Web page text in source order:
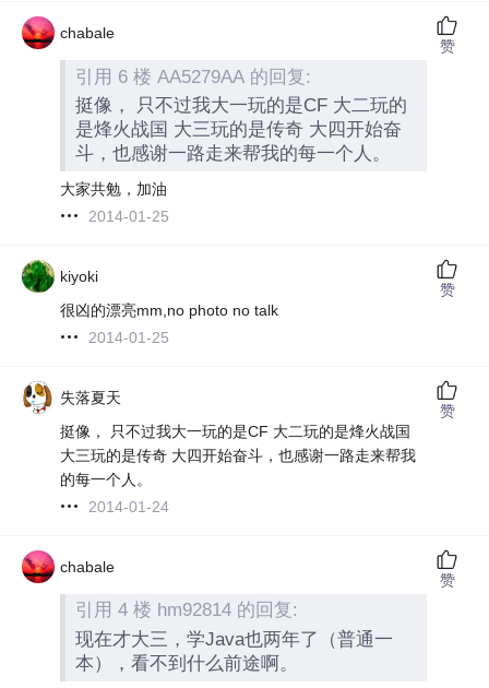
chabale
引用 6 楼 AA5279AA 的回复:
挺像， 只不过我大一玩的是CF 大二玩的
是烽火战国 大三玩的是传奇 大四开始奋
斗，也感谢一路走来帮我的每一个人。
大家共勉，加油
2014-01-25
赞
kiyoki
很凶的漂亮mm,no photo no talk
2014-01-25
赞
失落夏天
挺像， 只不过我大一玩的是CF 大二玩的是烽火战国
大三玩的是传奇 大四开始奋斗，也感谢一路走来帮我
的每一个人。
2014-01-24
赞
chabale
引用 4 楼 hm92814 的回复:
现在才大三，学Java也两年了（普通一
本），看不到什么前途啊。
赞